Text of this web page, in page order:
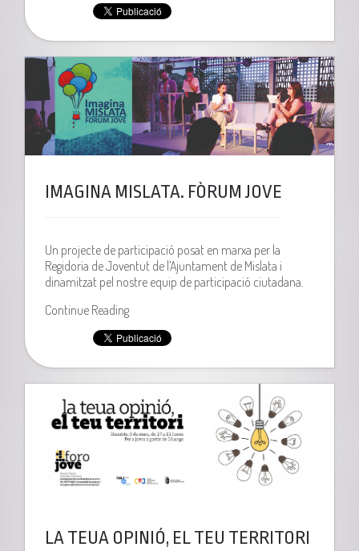
IMAGINA MISLATA. FÒRUM JOVE
Un projecte de participació posat en marxa per la
Regidoria de Joventut de l’Ajuntament de Mislata i
dinamitzat pel nostre equip de participació ciutadana.
Continue Reading
LA TEUA OPINIÓ, EL TEU TERRITORI